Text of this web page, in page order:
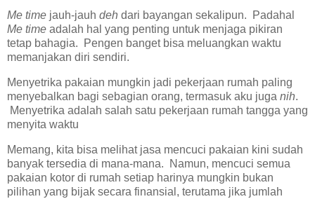
Me time jauh-jauh deh dari bayangan sekalipun. Padahal
Me time adalah hal yang penting untuk menjaga pikiran
tetap bahagia. Pengen banget bisa meluangkan waktu
memanjakan diri sendiri.
Menyetrika pakaian mungkin jadi pekerjaan rumah paling
menyebalkan bagi sebagian orang, termasuk aku juga nih.
Menyetrika adalah salah satu pekerjaan rumah tangga yang
menyita waktu
Memang, kita bisa melihat jasa mencuci pakaian kini sudah
banyak tersedia di mana-mana. Namun, mencuci semua
pakaian kotor di rumah setiap harinya mungkin bukan
pilihan yang bijak secara finansial, terutama jika jumlah